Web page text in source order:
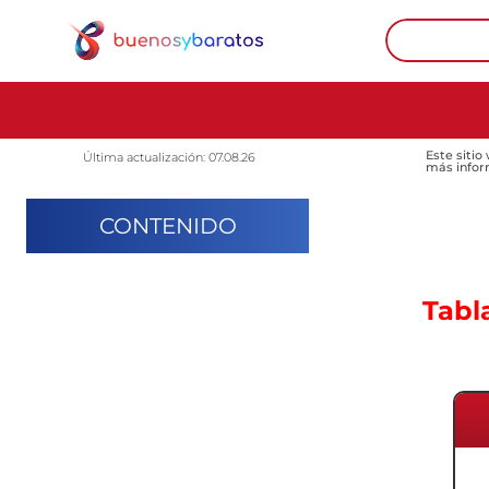
Última actualización: 07.08.26 Este sitio
más
CONTENIDO